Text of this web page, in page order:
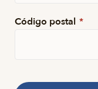
Código postal *